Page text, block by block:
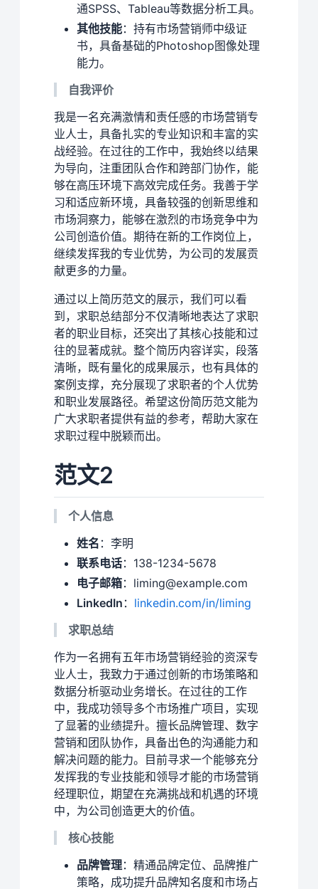
通SPSS、Tableau等数据分析工具。
其他技能：持有市场营销师中级证
书，具备基础的Photoshop图像处理
能力。
自我评价
我是一名充满激情和责任感的市场营销专
业人士，具备扎实的专业知识和丰富的实
战经验。在过往的工作中，我始终以结果
为导向，注重团队合作和跨部门协作，能
够在高压环境下高效完成任务。我善于学
习和适应新环境，具备较强的创新思维和
市场洞察力，能够在激烈的市场竞争中为
公司创造价值。期待在新的工作岗位上，
继续发挥我的专业优势，为公司的发展贡
献更多的力量。
通过以上简历范文的展示，我们可以看
到，求职总结部分不仅清晰地表达了求职
者的职业目标，还突出了其核心技能和过
往的显著成就。整个简历内容详实，段落
清晰，既有量化的成果展示，也有具体的
案例支撑，充分展现了求职者的个人优势
和职业发展路径。希望这份简历范文能为
广大求职者提供有益的参考，帮助大家在
求职过程中脱颖而出。
范文2
个人信息
姓名 ：李明
联系电话：138-1234-5678
电子邮箱：liming@example.com
LinkedIn ： linkedin.com/in/liming
求职总结
作为一名拥有五年市场营销经验的资深专
业人士，我致力于通过创新的市场策略和
数据分析驱动业务增长。在过往的工作
中，我成功领导多个市场推广项目，实现
了显著的业绩提升。擅长品牌管理、数字
营销和团队协作，具备出色的沟通能力和
解决问题的能力。目前寻求一个能够充分
发挥我的专业技能和领导才能的市场营销
经理职位，期望在充满挑战和机遇的环境
中，为公司创造更大的价值。
核心技能
品牌管理：精通品牌定位、品牌推广
策略，成功提升品牌知名度和市场占